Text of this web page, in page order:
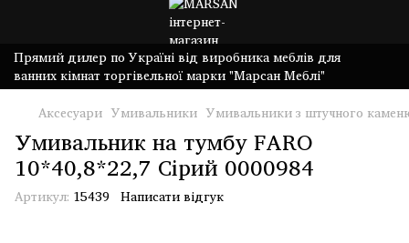
Прямий дилер по Україні від виробника меблів для
ванних кімнат торгівельної марки "Марсан Меблі"
Аксесуари Умивальники Умивальники з штучного
Умивальник на тумбу FARO
10*40,8*22,7 Сірий 0000984
Артикул: 15439 Написати відгук